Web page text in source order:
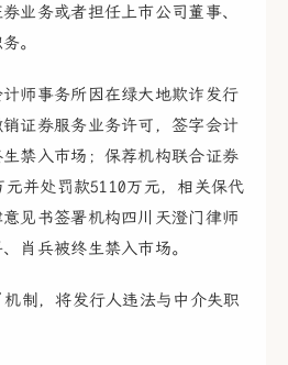
业务或者担任上市公司董事、
。
师事务所因在绿大地欺诈发行
证券服务业务许可，签字会计
禁入市场；保荐机构联合证券
并处罚款5110万元，相关保代
见书签署机构四川天澄门律师
肖兵被终生禁入市场。
制，将发行人违法与中介失职